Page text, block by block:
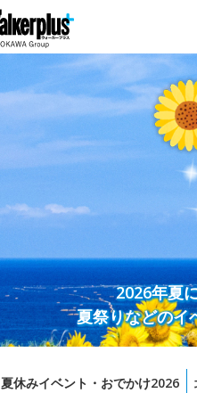
2026年夏
夏祭りなどのイ
夏休みイベント・おでかけ2026